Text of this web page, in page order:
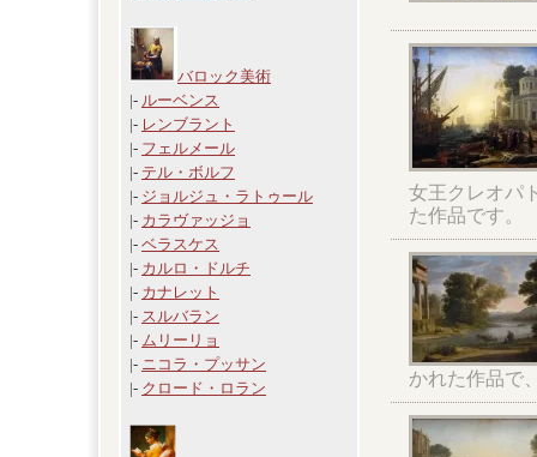
バロック美術
|- ルーベンス
|- レンブラント
|- フェルメール
|- テル・ボルフ
|- ジョルジュ・ラトゥール
|- カラヴァッジョ
|- ベラスケス
|- カルロ・ドルチ
|- カナレット
|- スルバラン
|- ムリーリョ
|- ニコラ・プッサン
|- クロード・ロラン
女王クレオパ
た作品です。
かれた作品で